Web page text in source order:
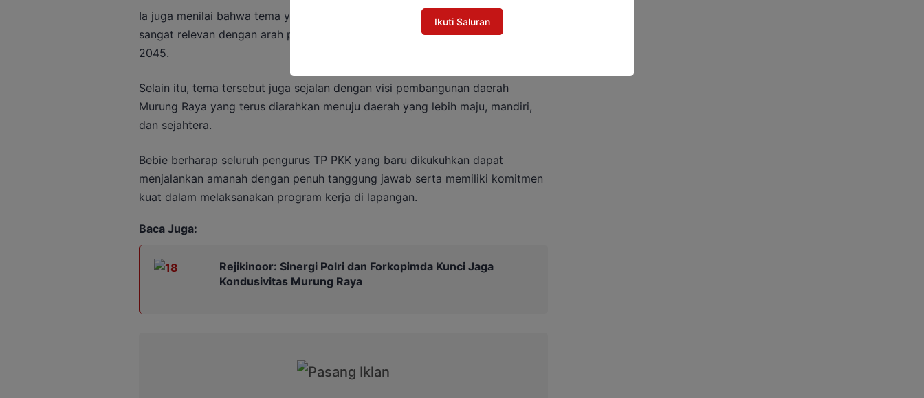
Ia juga menilai bahwa tema yang diangkat dalam Rakerda TP PKK tahun ini
sangat relevan dengan arah pembangunan nasional menuju Indonesia Emas
2045.
Selain itu, tema tersebut juga sejalan dengan visi pembangunan daerah
Murung Raya yang terus diarahkan menuju daerah yang lebih maju, mandiri,
dan sejahtera.
Bebie berharap seluruh pengurus TP PKK yang baru dikukuhkan dapat
menjalankan amanah dengan penuh tanggung jawab serta memiliki komitmen
kuat dalam melaksanakan program kerja di lapangan.
Baca Juga:
Rejikinoor: Sinergi Polri dan Forkopimda Kunci Jaga
Kondusivitas Murung Raya
Ikuti Saluran